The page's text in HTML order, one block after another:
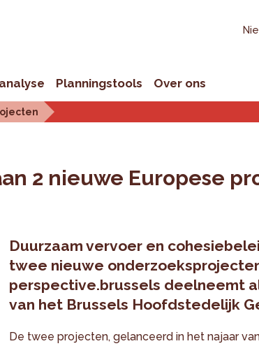
Planningstools Over ons
2 nieuwe Europese
Duurzaam vervoer en
twee nieuwe
perspective.brussels deelneemt
van het Brussels Hoofdstedelijk
De twee projecten, gelanceerd in het najaar